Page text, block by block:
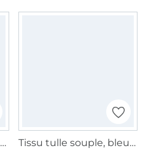
Tissu tulle souple stretch, cuivre Tissu tulle souple, bleu clair